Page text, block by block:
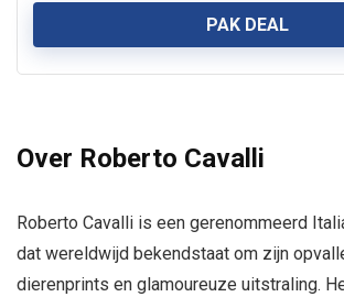
PAK DEAL
Over Roberto Cavalli
Roberto Cavalli is een gerenommeerd
dat wereldwijd bekendstaat om zijn
dierenprints en glamoureuze uitstraling.